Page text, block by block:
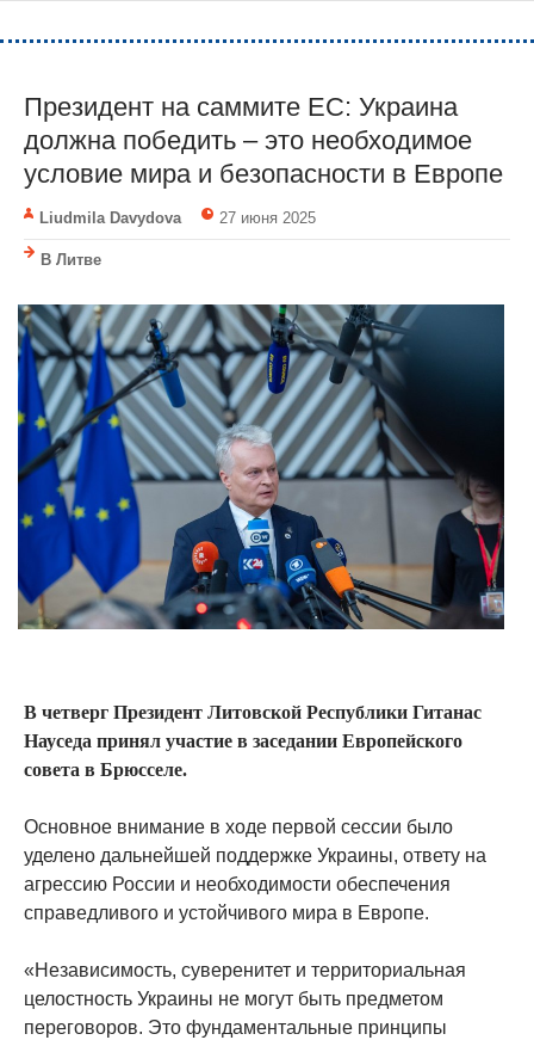
Президент на саммите ЕС: Украина
должна победить – это необходимое
условие мира и безопасности в Европе
Liudmila Davydova 27 июня 2025
В Литве
В четверг Президент Литовской Республики Гитанас
Науседа принял участие в заседании Европейского
совета в Брюсселе.
Основное внимание в ходе первой сессии было
уделено дальнейшей поддержке Украины, ответу на
агрессию России и необходимости обеспечения
справедливого и устойчивого мира в Европе.
«Независимость, суверенитет и территориальная
целостность Украины не могут быть предметом
переговоров. Это фундаментальные принципы